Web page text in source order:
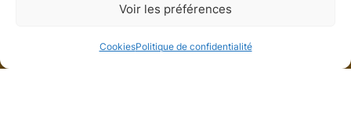
Voir les préférences
CookiesPolitique de confidentialité